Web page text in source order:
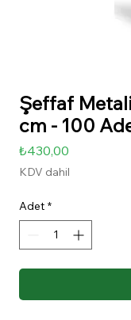
Şeffaf
cm - 100
₺430,00
KDV dahil
Adet *